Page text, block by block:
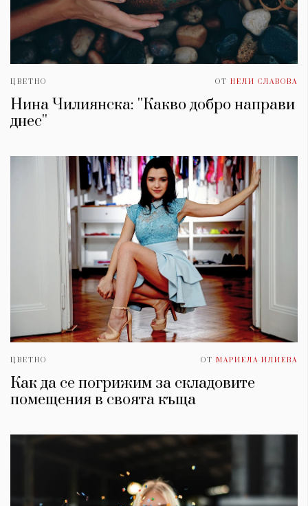
ЦВЕТНО ОТ НЕЛИ СЛАВОВА
Нина Чилиянска: ''Какво добро направи
днес''
ЦВЕТНО ОТ МАРИЕЛА ИЛИЕВА
Как да се погрижим за складовите
помещения в своята къща